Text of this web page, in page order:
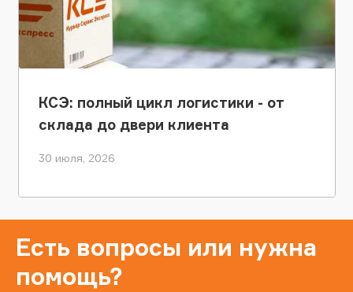
КСЭ: полный цикл логистики - от
склада до двери клиента
30 июля, 2026
Есть вопросы или нужна
помощь?